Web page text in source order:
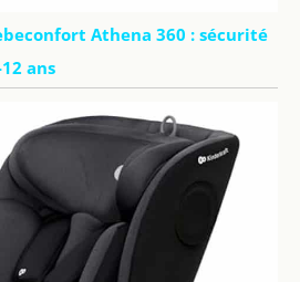
Athena 360 : sécurité
ans